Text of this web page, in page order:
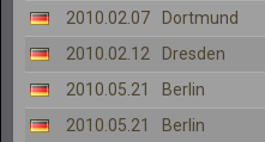
2010.02.07
Dortmund
2010.02.12
Dresden
2010.05.21
Berlin
2010.05.21
Berlin